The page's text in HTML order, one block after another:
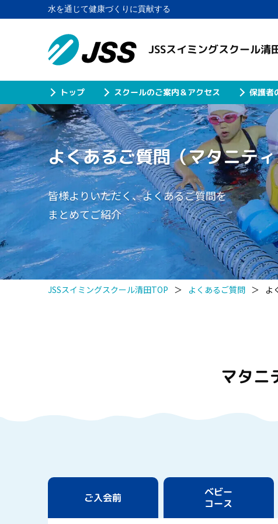
水を通じて健康づくりに貢献する
JSSスイミングスクール清
トップ スクールのご案内＆アクセス 保護者
よくあるご質問（マタニテ
皆様よりいただく、よくあるご質問を
まとめてご紹介
JSSスイミングスクール清田TOP ＞ よくあるご質問 ＞ よ
マタニ
ご入会前
ベビー
コース